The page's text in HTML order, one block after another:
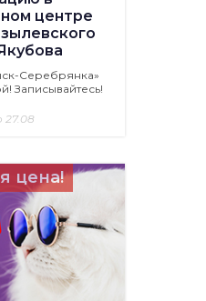
центре
Серебрянка»
Записывайтесь!
27.08
цена!